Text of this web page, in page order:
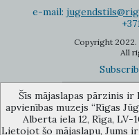
e-mail:
Copyright 2022.
All
Šīs mājaslapas pārzinis ir
apvienības muzejs “Rīgas
Alberta iela 12, Rīga, LV-
Lietojot šo mājaslapu, Jums